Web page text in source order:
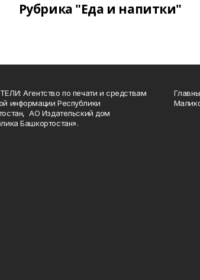
Рубрика "Еда и напитки"
Агентство по печати и средствам
информации Республики
АО Издательский дом
Башкортостан».